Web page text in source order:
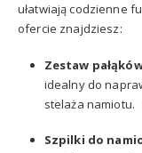
ułatwiają codzienne
ofercie znajdziesz:
Zestaw
idealny do
stelaża namiotu.
Szpilki do